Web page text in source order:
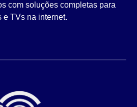
com soluções completas para
e TVs na internet.